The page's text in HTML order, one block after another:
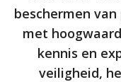
beschermen
met
kennis en
veiligheid,